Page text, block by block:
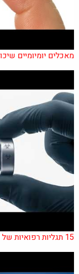
מאכלים יומיומיים
15 תגליות רפואיות של ה-AI